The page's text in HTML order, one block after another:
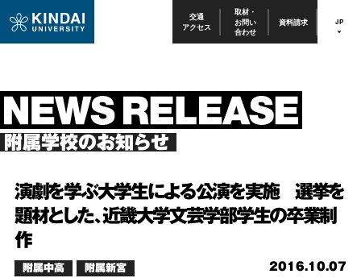
交通
アクセス
取材・
お問い
合わせ
資料請求 JP
附属学校のお知らせ
演劇を学ぶ大学生による公演を実施 選挙を
題材とした、近畿大学文芸学部学生の卒業制
作
2016.10.07
附属中高 附属新宮